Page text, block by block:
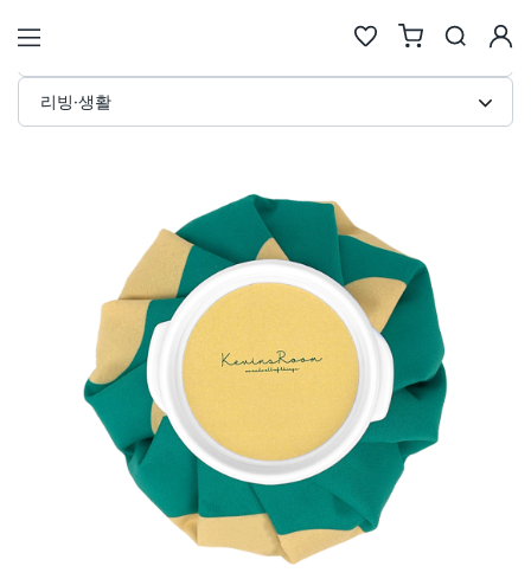
얼음주머니 커스텀 제작 · 리빙·생
검색
#포트폴리오 #키캡키링
인기검색어
텀블러
new
코스터
틴케이스
same
키링류
패브릭류
에코백류
8 키링
카메라
리빙·생활